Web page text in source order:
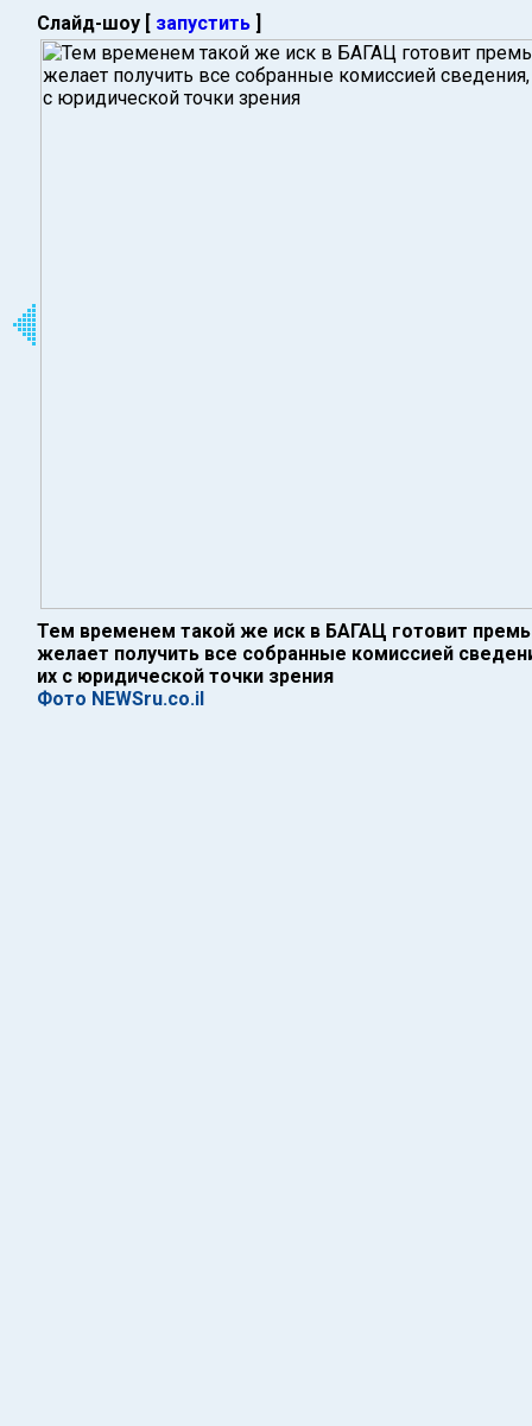
Слайд-шоу [ запустить ]
Тем временем такой же иск в БАГАЦ готовит
желает получить все собранные комиссией
их с юридической точки зрения
Фото NEWSru.co.il